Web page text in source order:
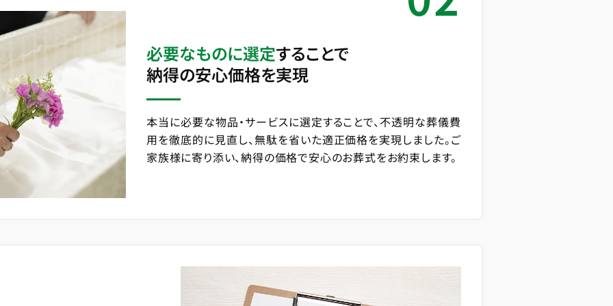
必要なものに選定することで
納得の安心価格を実現
本当に必要な物品・サービスに選定することで、不透明な葬儀費
用を徹底的に見直し、無駄を省いた適正価格を実現しました。ご
家族様に寄り添い、納得の価格で安心のお葬式をお約束します。